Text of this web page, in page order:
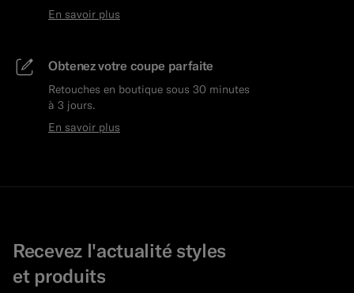
En savoir plus
Obtenez votre coupe parfaite
Retouches en boutique sous 30 minutes
à 3 jours.
En savoir plus
Recevez l'actualité styles
et produits